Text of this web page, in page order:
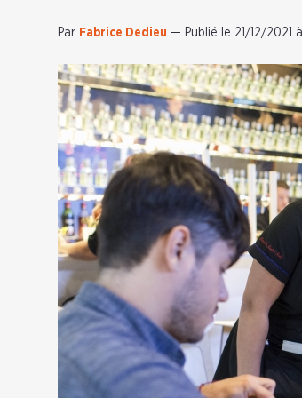
Par Fabrice Dedieu — Publié le 21/12/2021